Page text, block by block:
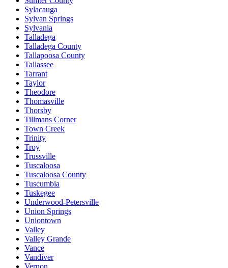
Sylacauga
Sylvan Springs
Sylvania
Talladega
Talladega County
Tallapoosa County
Tallassee
Tarrant
Taylor
Theodore
Thomasville
Thorsby
Tillmans Corner
Town Creek
Trinity
Troy
Trussville
Tuscaloosa
Tuscaloosa County
Tuscumbia
Tuskegee
Underwood-Petersville
Union Springs
Uniontown
Valley
Valley Grande
Vance
Vandiver
Vernon